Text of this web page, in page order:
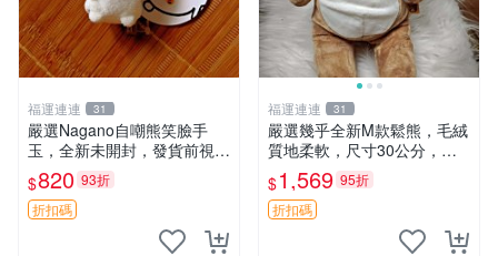
福運連連 31
嚴選Nagano自嘲熊笑臉手
玉，全新未開封，發貨前視頻
確認，海南 廣西 貴州 嚴選N
agano自嘲熊笑臉手玉，全新
未開封，發貨前視頻確認，四
$820 93折
折扣碼
福運連連 31
嚴選幾乎全新M款鬆熊，毛絨
質地柔軟，尺寸30公分，做
工精緻可愛，適合收藏或贈送
親友。中古使用痕跡，手感依
然優良。 鬆熊 嬰熊 毛玩偶
$1,569 95折
折扣碼